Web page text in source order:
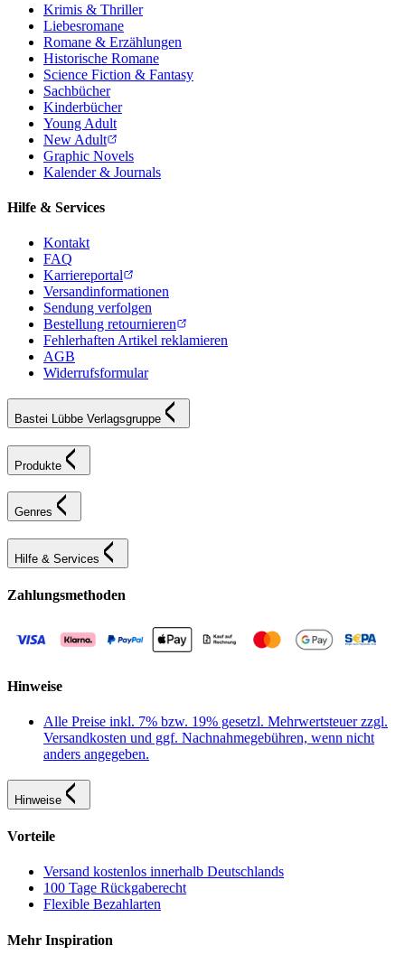
Krimis & Thriller
Liebesromane
Romane & Erzählungen
Historische Romane
Science Fiction & Fantasy
Sachbücher
Kinderbücher
Young Adult
New Adult
Graphic Novels
Kalender & Journals
Hilfe & Services
Kontakt
FAQ
Karriereportal
Versandinformationen
Sendung verfolgen
Bestellung retournieren
Fehlerhaften Artikel reklamieren
AGB
Widerrufsformular
Bastei Lübbe Verlagsgruppe
Produkte
Genres
Hilfe & Services
Zahlungsmethoden
Hinweise
Alle Preise inkl. 7% bzw. 19% gesetzl. Mehrwertsteuer zzgl.
Versandkosten und ggf. Nachnahmegebühren, wenn nicht
anders angegeben.
Hinweise
Vorteile
Versand kostenlos innerhalb Deutschlands
100 Tage Rückgaberecht
Flexible Bezahlarten
Mehr Inspiration